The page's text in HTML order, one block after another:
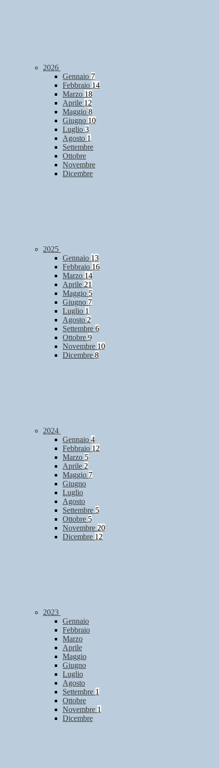
2026
Gennaio 7
Febbraio 14
Marzo 18
Aprile 12
Maggio 8
Giugno 10
Luglio 3
Agosto 1
Settembre
Ottobre
Novembre
Dicembre
2025
Gennaio 13
Febbraio 16
Marzo 14
Aprile 21
Maggio 5
Giugno 7
Luglio 1
Agosto 2
Settembre 6
Ottobre 9
Novembre 10
Dicembre 8
2024
Gennaio 4
Febbraio 12
Marzo 5
Aprile 2
Maggio 7
Giugno
Luglio
Agosto
Settembre 5
Ottobre 5
Novembre 20
Dicembre 12
2023
Gennaio
Febbraio
Marzo
Aprile
Maggio
Giugno
Luglio
Agosto
Settembre 1
Ottobre
Novembre 1
Dicembre